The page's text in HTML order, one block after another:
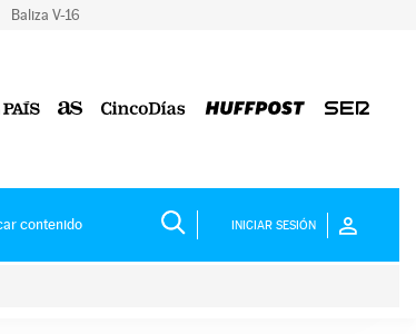
Baliza V-16
INICIAR SESIÓN